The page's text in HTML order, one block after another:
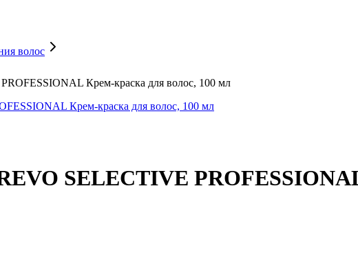
волос
Крем-краска для волос, 100 мл
SELECTIVE